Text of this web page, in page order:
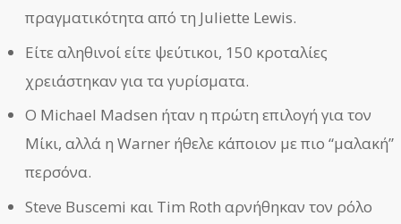
πραγματικότητα από τη Juliette Lewis.
Είτε αληθινοί είτε ψεύτικοι, 150 κροταλίες
χρειάστηκαν για τα γυρίσματα.
Ο Michael Madsen ήταν η πρώτη επιλογή για τον
Μίκι, αλλά η Warner ήθελε κάποιον με πιο “μαλακή”
περσόνα.
Steve Buscemi και Tim Roth αρνήθηκαν τον ρόλο